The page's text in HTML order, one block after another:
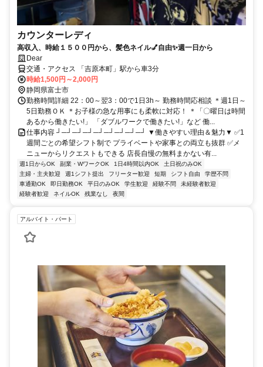
カウンターレディ
高収入、時給１５００円から、髪色ネイル💅自由✨週一日から
Dear
交通・アクセス 「吉原本町」駅から車3分
時給1,500円～2,000円
静岡県富士市
勤務時間詳細 22：00～翌3：00で1日3h～ 勤務時間応相談 ＊週1日～
5日勤務ＯＫ ＊お子様の急な用事にも柔軟に対応！ ＊「〇曜日は時間
あるから働きたい!」 「ダブルワークで働きたい!」など 働...
仕事内容 ┘─┘─┘─┘─┘─┘─┘─┘─┘ ▼働きやすい理由＆魅力▼ ✅1
週間ごとの希望シフト制で プライベートや家事との両立も抜群 ✅メ
ニューからリクエストもできる 店長自慢の無料まかない有...
週1日からOK 副業・WワークOK 1日4時間以内OK
土日祝のみOK
主婦・主夫歓迎
週1シフト提出 フリーター歓迎 短期 シフト自由
学歴不問
車通勤OK
即日勤務OK 平日のみOK 学生歓迎 経験不問
未経験者歓迎
経験者歓迎
ネイルOK 残業なし 夜間
アルバイト・パート